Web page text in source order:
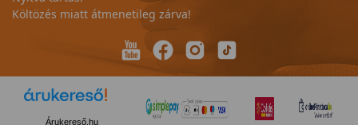
Költözés miatt átmenetileg zárva!
Árukereső.hu